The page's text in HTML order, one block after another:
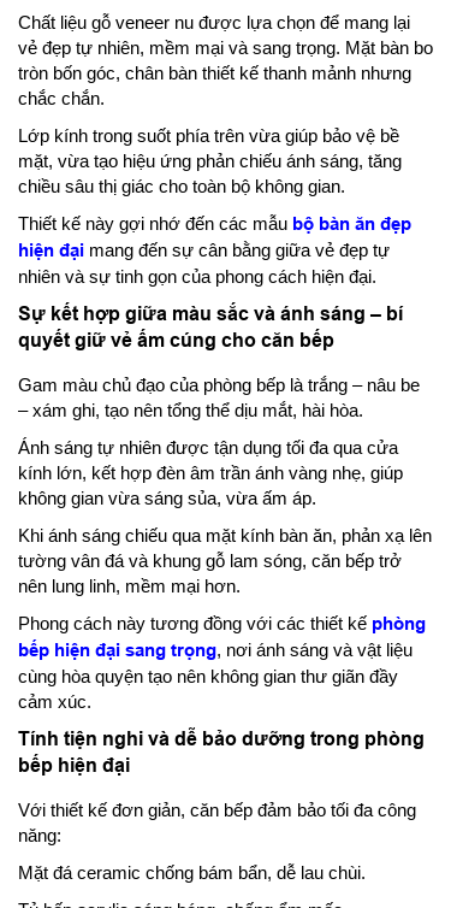
Chất liệu gỗ veneer nu được lựa chọn để mang lại
vẻ đẹp tự nhiên, mềm mại và sang trọng. Mặt bàn bo
tròn bốn góc, chân bàn thiết kế thanh mảnh nhưng
chắc chắn.
Lớp kính trong suốt phía trên vừa giúp bảo vệ bề
mặt, vừa tạo hiệu ứng phản chiếu ánh sáng, tăng
chiều sâu thị giác cho toàn bộ không gian.
Thiết kế này gợi nhớ đến các mẫu bộ bàn ăn đẹp
hiện đại mang đến sự cân bằng giữa vẻ đẹp tự
nhiên và sự tinh gọn của phong cách hiện đại.
Sự kết hợp giữa màu sắc và ánh sáng – bí
quyết giữ vẻ ấm cúng cho căn bếp
Gam màu chủ đạo của phòng bếp là trắng – nâu be
– xám ghi, tạo nên tổng thể dịu mắt, hài hòa.
Ánh sáng tự nhiên được tận dụng tối đa qua cửa
kính lớn, kết hợp đèn âm trần ánh vàng nhẹ, giúp
không gian vừa sáng sủa, vừa ấm áp.
Khi ánh sáng chiếu qua mặt kính bàn ăn, phản xạ lên
tường vân đá và khung gỗ lam sóng, căn bếp trở
nên lung linh, mềm mại hơn.
Phong cách này tương đồng với các thiết kế phòng
bếp hiện đại sang trọng, nơi ánh sáng và vật liệu
cùng hòa quyện tạo nên không gian thư giãn đầy
cảm xúc.
Tính tiện nghi và dễ bảo dưỡng trong phòng
bếp hiện đại
Với thiết kế đơn giản, căn bếp đảm bảo tối đa công
năng:
Mặt đá ceramic chống bám bẩn, dễ lau chùi.